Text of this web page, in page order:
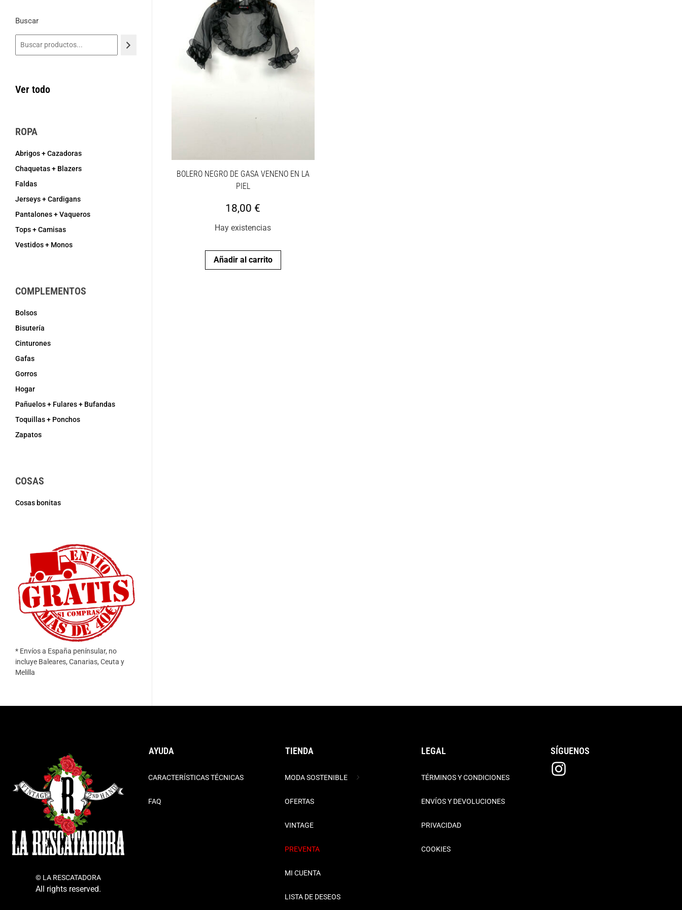
BOLERO NEGRO DE GASA VENENO EN LA
PIEL
18,00 €
Hay existencias
Añadir al carrito
Buscar
Ver todo
ROPA
Abrigos + Cazadoras
Chaquetas + Blazers
Faldas
Jerseys + Cardigans
Pantalones + Vaqueros
Tops + Camisas
Vestidos + Monos
COMPLEMENTOS
Bolsos
Bisutería
Cinturones
Gafas
Gorros
Hogar
Pañuelos + Fulares + Bufandas
Toquillas + Ponchos
Zapatos
COSAS
Cosas bonitas
* Envíos a España penínsular, no
incluye Baleares, Canarias, Ceuta y
Melilla
© LA RESCATADORA
All rights reserved.
AYUDA
CARACTERÍSTICAS TÉCNICAS
FAQ
TIENDA
MODA SOSTENIBLE
OFERTAS
VINTAGE
PREVENTA
MI CUENTA
LISTA DE DESEOS
LEGAL
TÉRMINOS Y CONDICIONES
ENVÍOS Y DEVOLUCIONES
PRIVACIDAD
COOKIES
SÍGUENOS